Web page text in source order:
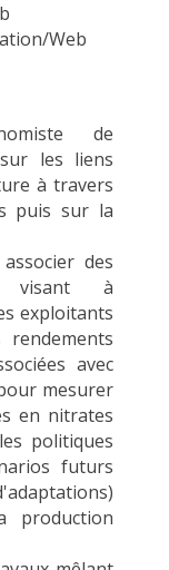
Web
de
les liens
à travers
puis sur la
des
visant à
exploitants
avec
mesurer
en nitrates
politiques
futurs